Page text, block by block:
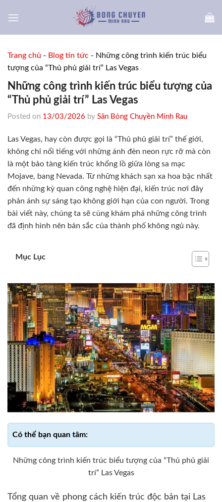
Trang chủ - Blog tin tức - Những công trình kiến trúc biểu
tượng của “Thủ phủ giải trí” Las Vegas
Những công trình kiến trúc biểu tượng của
“Thủ phủ giải trí” Las Vegas
Posted on 13/03/2026 by Sân Bóng Chuyền Minh Rau
Las Vegas, hay còn được gọi là “Thủ phủ giải trí” thế giới,
không chỉ nổi tiếng với những ánh đèn neon rực rỡ mà còn
là một bảo tàng kiến trúc khổng lồ giữa lòng sa mạc
Mojave, bang Nevada. Từ những khách sạn xa hoa bậc nhất
đến những kỳ quan công nghệ hiện đại, kiến trúc nơi đây
phản ánh sự sáng tạo không giới hạn của con người. Trong
bài viết này, chúng ta sẽ cùng khám phá những công trình
đã định hình nên bản sắc của thành phố không ngủ này.
Mục Lục
Những công trình kiến trúc biểu tượng của “Thủ phủ giải
trí” Las Vegas
Tổng quan về phong cách kiến trúc độc bản tại Las